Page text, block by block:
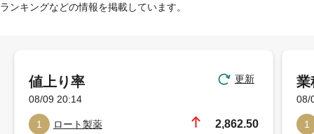
ランキングなどの情報を掲載しています。